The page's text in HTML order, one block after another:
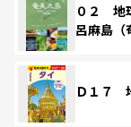
０２ 地
呂麻島
Ｄ１７